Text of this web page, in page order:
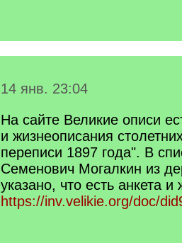
14 янв. 23:04
На сайте Великие описи
и жизнеописания
переписи 1897 года". В
Семенович Могалкин из
указано, что есть анкета
https://inv.velikie.org/doc/